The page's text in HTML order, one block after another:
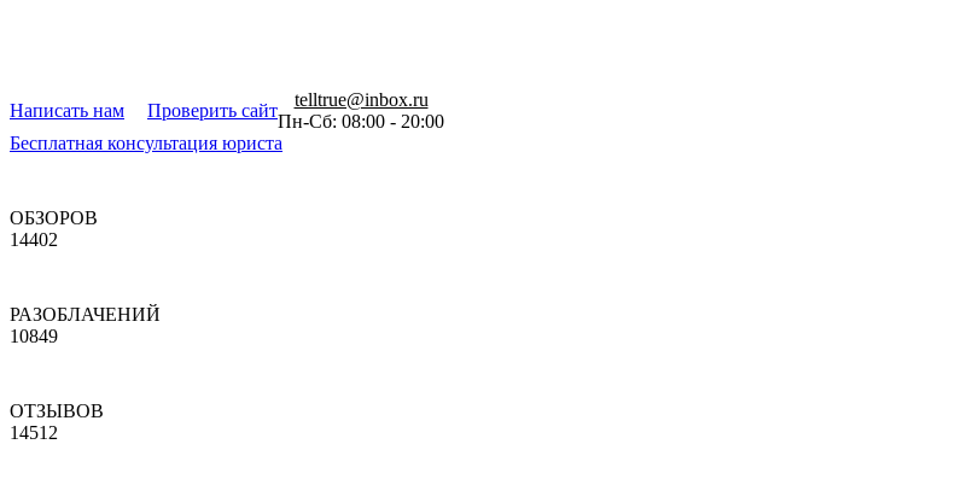
Написать нам Проверить сайт
telltrue@inbox.ru
Пн-Сб: 08:00 - 20:00
Бесплатная консультация юриста
ОБЗОРОВ
14402
РАЗОБЛАЧЕНИЙ
10849
ОТЗЫВОВ
14512